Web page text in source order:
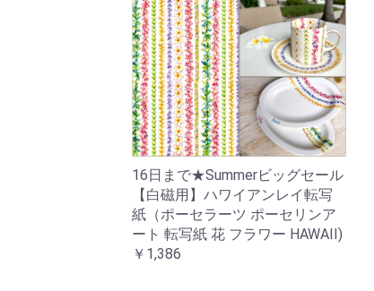
16日まで★Summerビッグセール
【白磁用】ハワイアンレイ転写
紙（ポーセラーツ ポーセリンア
ート 転写紙 花 フラワー HAWAII)
￥1,386